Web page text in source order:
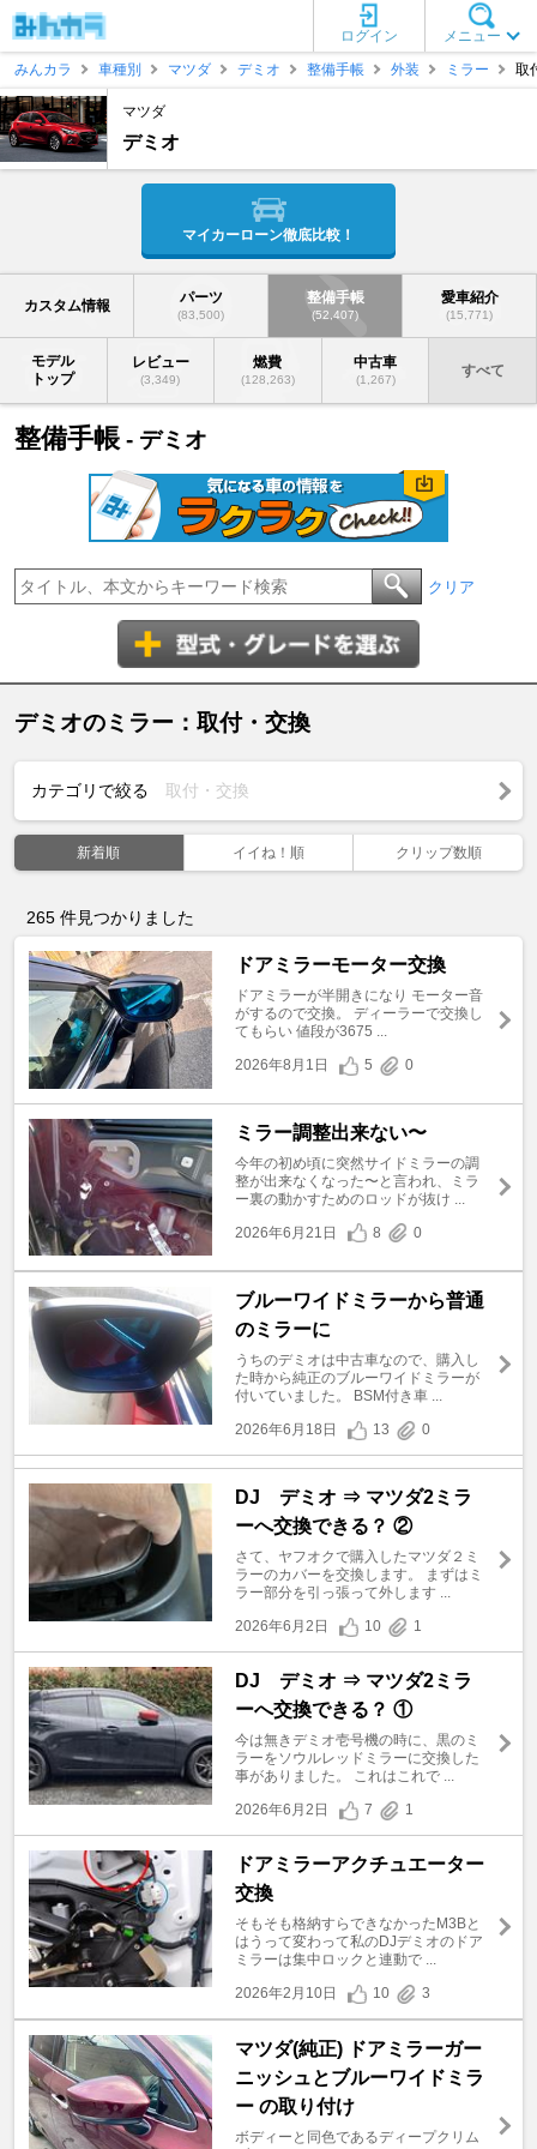
メニュー
ログイン
みんカラ
車種別 マツダ デミオ 整備手帳 外装 ミラー 取
マツダ
デミオ
マイカーローン徹底比較！
カスタム情報 パーツ
(83,500)
整備手帳
(52,407)
愛車紹介
(15,771)
モデル
トップ
レビュー
(3,349)
燃費
(128,263)
中古車
(1,267)
すべて
整備手帳 - デミオ
クリア
デミオのミラー：取付・交換
カテゴリで絞る 取付・交換
新着順 イイね！順 クリップ数順
265 件見つかりました
ドアミラーモーター交換
ドアミラーが半開きになり モーター音
がするので交換。 ディーラーで交換し
てもらい 値段が3675 ...
2026年8月1日
5 0
ミラー調整出来ない〜
今年の初め頃に突然サイドミラーの調
整が出来なくなった〜と言われ、ミラ
ー裏の動かすためのロッドが抜け ...
2026年6月21日
8 0
ブルーワイドミラーから普通
のミラーに
うちのデミオは中古車なので、購入し
た時から純正のブルーワイドミラーが
付いていました。 BSM付き車 ...
2026年6月18日
13 0
DJ デミオ ⇒ マツダ2ミラ
ーへ交換できる？ ②
さて、ヤフオクで購入したマツダ２ミ
ラーのカバーを交換します。 まずはミ
ラー部分を引っ張って外します ...
2026年6月2日
10 1
DJ デミオ ⇒ マツダ2ミラ
ーへ交換できる？ ①
今は無きデミオ壱号機の時に、黒のミ
ラーをソウルレッドミラーに交換した
事がありました。 これはこれで ...
2026年6月2日
7 1
ドアミラーアクチュエーター
交換
そもそも格納すらできなかったM3Bと
はうって変わって私のDJデミオのドア
ミラーは集中ロックと連動で ...
2026年2月10日
10 3
マツダ(純正) ドアミラーガー
ニッシュとブルーワイドミラ
ー の取り付け
ボディーと同色であるディープクリム